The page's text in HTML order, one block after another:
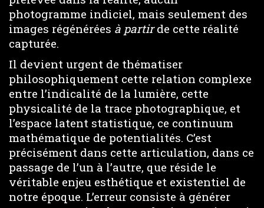
photogramme indiciel, mais seulement des
images régénérées à partirde cette réalité
capturée.
Il devient urgent de thématiser
philosophiquement cette relation complexe
entre l’indicalité de la lumière, cette
physicalité de la trace photographique, et
l’espace latent statistique, ce continuum
mathématique de potentialités. C’est
précisément dans cette articulation, dans ce
passage de l’un à l’autre, que réside le
véritable enjeu esthétique et existentiel de
notre époque. L’erreur consiste à générer